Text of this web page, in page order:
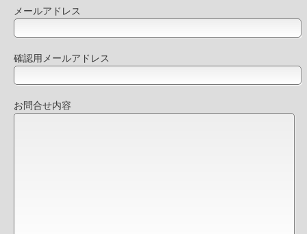
メールアドレス
確認用メールアドレス
お問合せ内容